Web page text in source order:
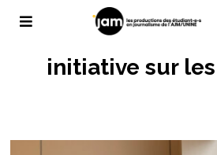
initiative sur